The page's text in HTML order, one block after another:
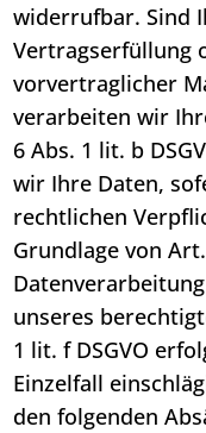
widerrufbar. Sind
Vertragserfüllung
vorvertraglicher
verarbeiten wir
6 Abs. 1 lit. b
wir Ihre Daten,
rechtlichen
Grundlage von
unseres
1 lit. f DSGVO
Einzelfall
den folgenden